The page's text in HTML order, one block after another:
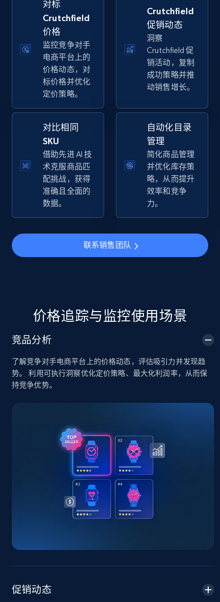
立即开始
Walmart - products - Discover products by
using sku numbers
URL, Final price, Sku, Currency, Gtin,
Specifications, Image urls, Top reviews, and
立即开始
TikTok Shop
668+
URL, Title, Available, Description, Currency, Initial
price, Final price, Discount percent, and more.
URL, Title, Available, Description, Currency, Initial
price, Final price, Discount percent, and more.
668+ 立即开始
TikTok Shop - discover records by shop url
对标
Crutchfield
价格
监控竞争对手
电商平台上的
价格动态，对
标价格并优化
定价策略。
Crutchfield
促销动态
洞察
Crutchfield 促
销活动，复制
成功策略并推
动销售增长。
对比相同
SKU
借助先进 AI 技
术克服商品匹
配挑战，获得
准确且全面的
数据。
自动化目录
管理
简化商品管理
并优化库存策
略，从而提升
效率和竞争
力。
联系销售团队
价格追踪与监控使用场景
竞品分析
了解竞争对手电商平台上的价格动态，评估吸引力并发现趋
势。 利用可执行洞察优化定价策略、最大化利润率，从而保
持竞争优势。
促销动态